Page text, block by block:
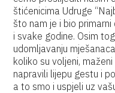
štićenicima Udruge
što nam je i bio
i svake godine. Osim
udomljavanju
koliko su voljeni,
napravili lijepu gestu i
a to smo i uspjeli uz